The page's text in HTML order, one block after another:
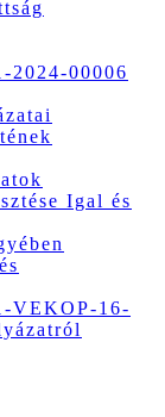
2024-00006
Igal és
VEKOP-16-